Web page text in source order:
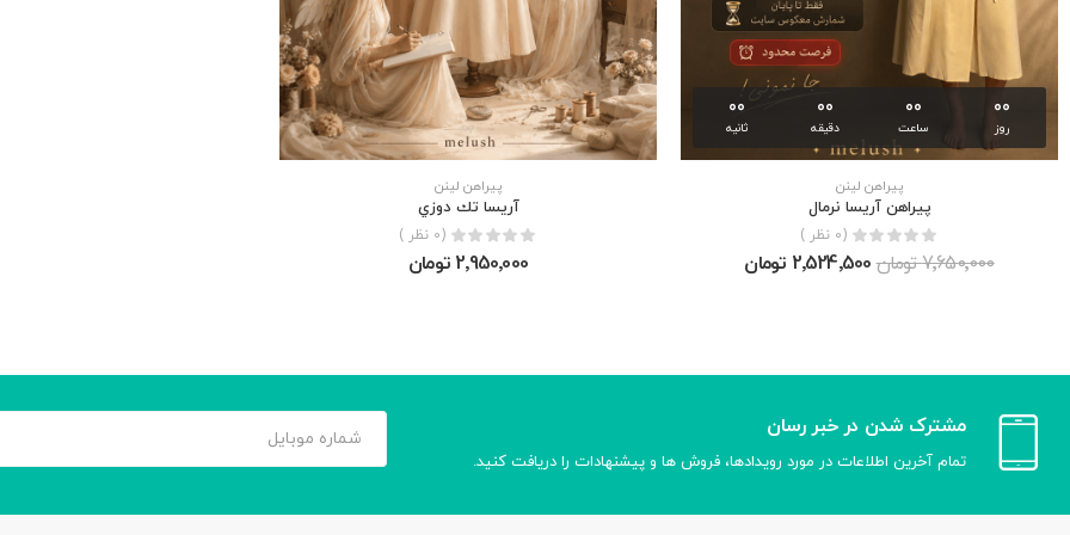
00
روز
00
ساعت
00
دقیقه
00
ثانیه
پیراهن لینن
پيراهن آريسا نرمال
(0 نظر )
7٬650٬000 تومان 2٬524٬500 تومان
پیراهن لینن
آريسا تك دوزي
(0 نظر )
2٬950٬000 تومان
مشترک شدن در خبر رسان
تمام آخرین اطلاعات در مورد رویدادها، فروش ها و پیشنهادات را دریافت کنید.